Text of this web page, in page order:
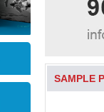
SAMPLE